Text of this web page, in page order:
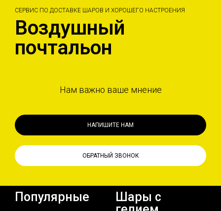
СЕРВИС ПО ДОСТАВКЕ ШАРОВ И ХОРОШЕГО НАСТРОЕНИЯ
Воздушный
почтальон
Нам важно ваше мнение
НАПИШИТЕ НАМ
ОБРАТНЫЙ ЗВОНОК
Популярные
Шары с